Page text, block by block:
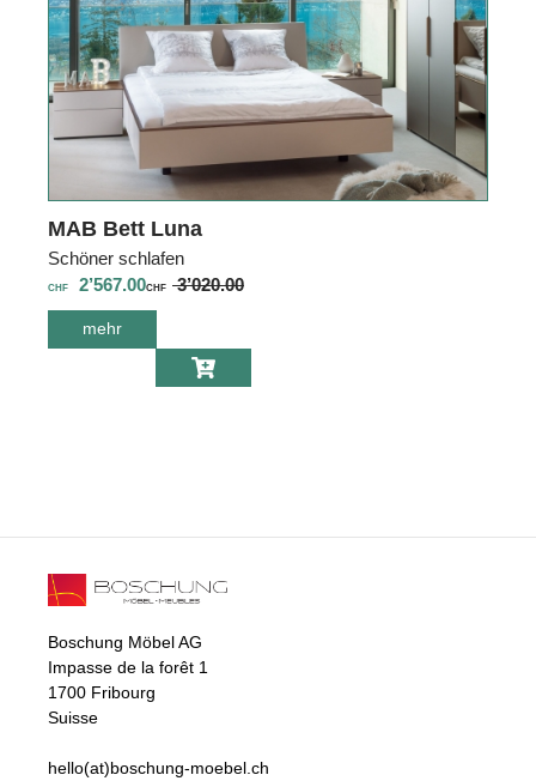
MAB Bett Luna
Schöner schlafen
CHF 2’567.00CHF 3’020.00
mehr
Luna
Boschung Möbel AG
Impasse de la forêt 1
1700 Fribourg
Suisse
hello(at)boschung-moebel.ch